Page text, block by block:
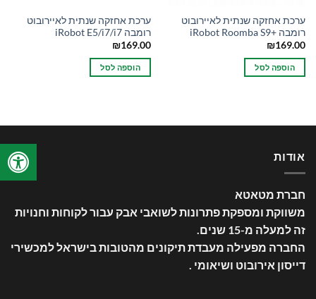
ערכת אחזקה שנתית לאיירובוט
רומבה +iRobot Roomba S9
₪169.00
הוספה לסל
ערכת אחזקה שנתית לאיירובוט
רומבה iRobot E5/i7/i7
₪169.00
הוספה לסל
אודות
חברת מטאטא
משווקת ומספקת פתרונות לשואבי אבק עבור לקוחות וחנויות
זה למעלה מ-15 שנים
.
החברה מפעילה מעבדת תיקונים מהטובות בישראל למכשירי
דייסון אירובוט ושיאומי .